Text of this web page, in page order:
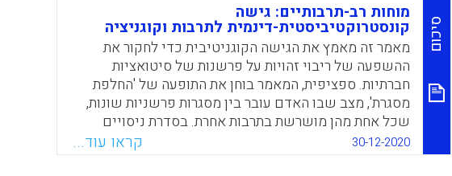
סיכום
מוחות רב-תרבותיים: גישה
קונסטרוקטיביסטית-דינמית לתרבות וקוגניציה
מאמר זה מאמץ את הגישה הקוגניטיבית כדי לחקור את
ההשפעה של ריבוי זהויות על פרשנות של סיטואציות
חברתיות. ספציפית, המאמר בוחן את התופעה של 'החלפת
מסגרת', מצב שבו האדם עובר בין מסגרות פרשניות שונות,
שכל אחת מהן מושרשת בתרבות אחרת. בסדרת ניסויים
העושים שימוש בהטרמה קוגניטיבית, החוקרים מדגימים
את התופעה של החלפת מסגרת בקרב אנשים דו-תרבותיים
30-12-2020 קראו עוד...